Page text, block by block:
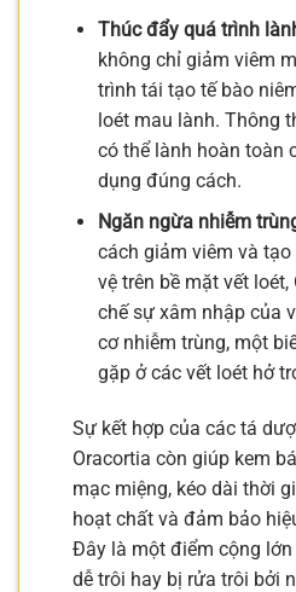
Thúc đẩy quá trình
không chỉ giảm viêm
trình tái tạo tế bào
loét mau lành. Thông
có thể lành hoàn toàn
dụng đúng cách.
Ngăn ngừa nhiễm
cách giảm viêm và
vệ trên bề mặt vết
chế sự xâm nhập của
cơ nhiễm trùng, một
gặp ở các vết loét hở
Sự kết hợp của các tá
Oracortia còn giúp kem
mạc miệng, kéo dài thời
hoạt chất và đảm bảo
Đây là một điểm cộng
dễ trôi hay bị rửa trôi bởi